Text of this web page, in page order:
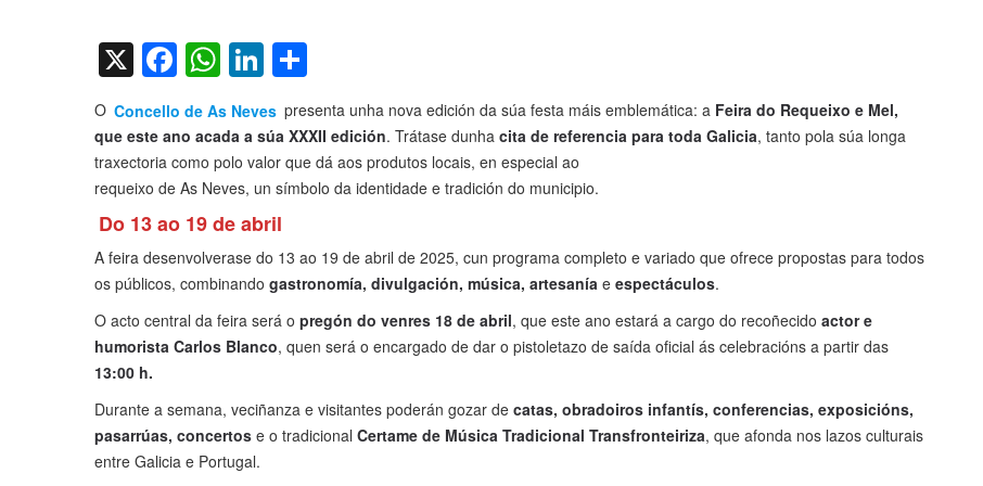
X Facebook
WhatsApp
LinkedIn
O Concello de As Neves presenta unha nova edición da súa festa máis emblemática: aFeira do Requeixo e Mel,
que este ano acada a súa XXXII edición. Trátase dunha cita de referencia para toda Galicia, tanto pola súa longa
traxectoria como polo valor que dá aos produtos locais, en especial ao
requeixo de As Neves, un símbolo da identidade e tradición do municipio.
Do 13 ao 19 de abril
A feira desenvolverase do 13 ao 19 de abril de 2025, cun programa completo e variado que ofrece propostas para todos
os públicos, combinando gastronomía, divulgación, música, artesanía e espectáculos.
O acto central da feira será o pregón do venres 18 de abril, que este ano estará a cargo do recoñecido actor e
humorista Carlos Blanco, quen será o encargado de dar o pistoletazo de saída oficial ás celebracións a partir das
13:00 h.
Durante a semana, veciñanza e visitantes poderán gozar de catas, obradoiros infantís, conferencias, exposicións,
pasarrúas, concertos e o tradicional Certame de Música Tradicional Transfronteiriza, que afonda nos lazos culturais
entre Galicia e Portugal.